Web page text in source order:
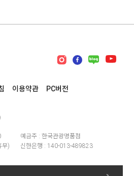
이용약관 PC버전
무)
예금주 : 한국관광명품점
신한은행 : 140-013-489823